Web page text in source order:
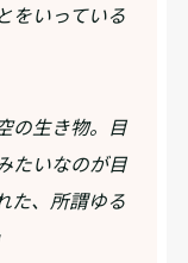
をいっている
の生き物。目
たいなのが目
た、所謂ゆる